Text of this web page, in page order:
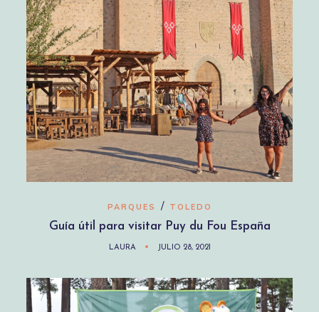
PARQUES / TOLEDO
Guía útil para visitar Puy du Fou España
LAURA JULIO 28, 2021